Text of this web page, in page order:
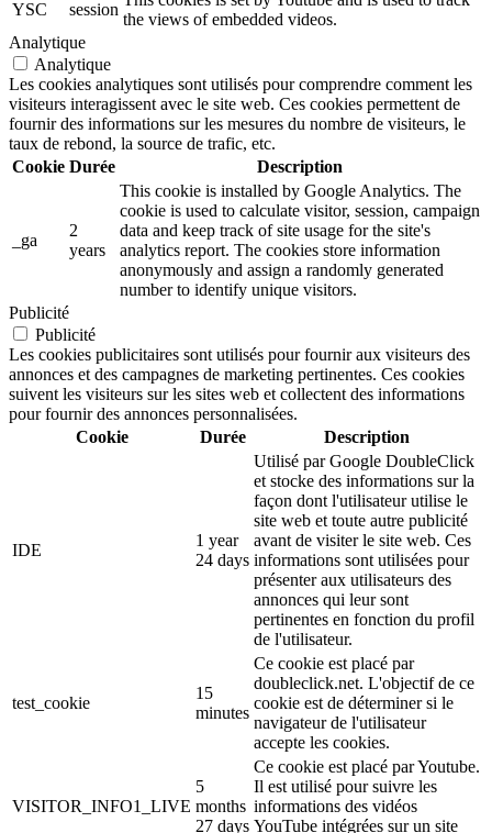
YSC session
the views of embedded videos.
Analytique
Analytique
Les cookies analytiques sont utilisés pour comprendre comment les
visiteurs interagissent avec le site web. Ces cookies permettent de
fournir des informations sur les mesures du nombre de visiteurs, le
taux de rebond, la source de trafic, etc.
Cookie Durée Description
_ga
2
years
This cookie is installed by Google Analytics. The
cookie is used to calculate visitor, session, campaign
data and keep track of site usage for the site's
analytics report. The cookies store information
anonymously and assign a randomly generated
number to identify unique visitors.
Publicité
Publicité
Les cookies publicitaires sont utilisés pour fournir aux visiteurs des
annonces et des campagnes de marketing pertinentes. Ces cookies
suivent les visiteurs sur les sites web et collectent des informations
pour fournir des annonces personnalisées.
Cookie
Durée Description
IDE
1 year
24 days
Utilisé par Google DoubleClick
et stocke des informations sur la
façon dont l'utilisateur utilise le
site web et toute autre publicité
avant de visiter le site web. Ces
informations sont utilisées pour
présenter aux utilisateurs des
annonces qui leur sont
pertinentes en fonction du profil
de l'utilisateur.
test_cookie
15
minutes
Ce cookie est placé par
doubleclick.net. L'objectif de ce
cookie est de déterminer si le
navigateur de l'utilisateur
accepte les cookies.
VISITOR_INFO1_LIVE
5
months
27 days
Ce cookie est placé par Youtube.
Il est utilisé pour suivre les
informations des vidéos
YouTube intégrées sur un site